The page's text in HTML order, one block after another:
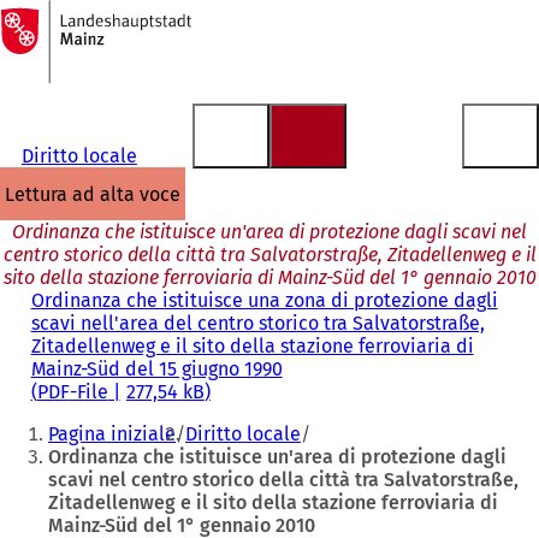
Vai al contenuto
Alla
pagina
iniziale
Diritto locale
lettura ad alta voce
Ordinanza che istituisce un'area di protezione dagli scavi nel
centro storico della città tra Salvatorstraße, Zitadellenweg e il
sito della stazione ferroviaria di Mainz-Süd del 1° gennaio 2010
Ordinanza che istituisce una zona di protezione dagli
scavi nell'area del centro storico tra Salvatorstraße,
Zitadellenweg e il sito della stazione ferroviaria di
Mainz-Süd del 15 giugno 1990
PDF-File 277,54 kB
Siete
qui:
Pagina iniziale Diritto locale
Ordinanza che istituisce un'area di protezione dagli
scavi nel centro storico della città tra Salvatorstraße,
Zitadellenweg e il sito della stazione ferroviaria di
Mainz-Süd del 1° gennaio 2010